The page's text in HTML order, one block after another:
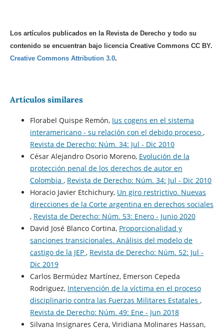
Los artículos publicados en la Revista de Derecho y todo su
contenido se encuentran bajo licencia Creative Commons CC BY.
Creative Commons Attribution 3.0.
Artículos similares
Florabel Quispe Remón, Ius cogens en el sistema
interamericano - su relación con el debido proceso ,
Revista de Derecho: Núm. 34: Jul - Dic 2010
César Alejandro Osorio Moreno, Evolución de la
protección penal de los derechos de autor en
Colombia , Revista de Derecho: Núm. 34: Jul - Dic 2010
Horacio Javier Etchichury, Un giro restrictivo. Nuevas
direcciones de la Corte argentina en derechos sociales
, Revista de Derecho: Núm. 53: Enero - Junio 2020
David José Blanco Cortina, Proporcionalidad y
sanciones transicionales. Análisis del modelo de
castigo de la JEP , Revista de Derecho: Núm. 52: Jul -
Dic 2019
Carlos Bermúdez Martínez, Emerson Cepeda
Rodriguez, Intervención de la víctima en el proceso
disciplinario contra las Fuerzas Militares Estatales ,
Revista de Derecho: Núm. 49: Ene - Jun 2018
Silvana Insignares Cera, Viridiana Molinares Hassan,